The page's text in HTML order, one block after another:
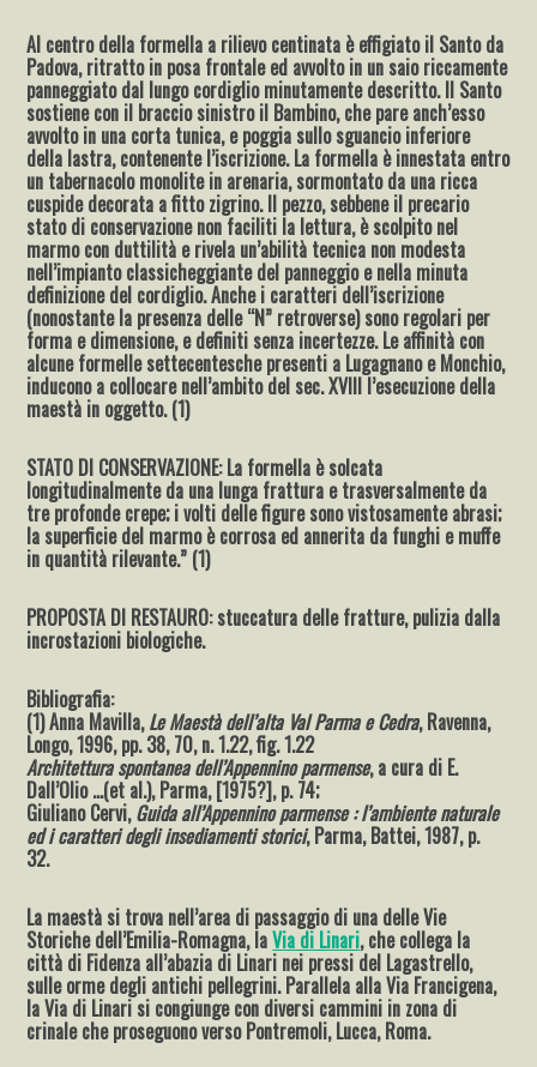
Al centro della formella a rilievo centinata è effigiato il Santo da
Padova, ritratto in posa frontale ed avvolto in un saio riccamente
panneggiato dal lungo cordiglio minutamente descritto. Il Santo
sostiene con il braccio sinistro il Bambino, che pare anch’esso
avvolto in una corta tunica, e poggia sullo sguancio inferiore
della lastra, contenente l’iscrizione. La formella è innestata entro
un tabernacolo monolite in arenaria, sormontato da una ricca
cuspide decorata a fitto zigrino. Il pezzo, sebbene il precario
stato di conservazione non faciliti la lettura, è scolpito nel
marmo con duttilità e rivela un’abilità tecnica non modesta
nell’impianto classicheggiante del panneggio e nella minuta
definizione del cordiglio. Anche i caratteri dell’iscrizione
(nonostante la presenza delle “N” retroverse) sono regolari per
forma e dimensione, e definiti senza incertezze. Le affinità con
alcune formelle settecentesche presenti a Lugagnano e Monchio,
inducono a collocare nell’ambito del sec. XVIII l’esecuzione della
maestà in oggetto. (1)
STATO DI CONSERVAZIONE: La formella è solcata
longitudinalmente da una lunga frattura e trasversalmente da
tre profonde crepe; i volti delle figure sono vistosamente abrasi;
la superficie del marmo è corrosa ed annerita da funghi e muffe
in quantità rilevante.” (1)
PROPOSTA DI RESTAURO: stuccatura delle fratture, pulizia dalla
incrostazioni biologiche.
Bibliografia:
(1) Anna Mavilla,Le Maestà dell’alta Val Parma e Cedra, Ravenna,
Longo, 1996, pp. 38, 70, n. 1.22, fig. 1.22
Architettura spontanea dell’Appennino parmense, a cura di E.
Dall’Olio …(et al.), Parma, [1975?], p. 74;
Giuliano Cervi,Guida all’Appennino parmense : l’ambiente naturale
ed i caratteri degli insediamenti storici, Parma, Battei, 1987, p.
32.
La maestà si trova nell’area di passaggio di una delle Vie
Storiche dell’Emilia-Romagna, laVia di Linari, che collega la
città di Fidenza all’abazia di Linari nei pressi del Lagastrello,
sulle orme degli antichi pellegrini. Parallela alla Via Francigena,
la Via di Linari si congiunge con diversi cammini in zona di
crinale che proseguono verso Pontremoli, Lucca, Roma.